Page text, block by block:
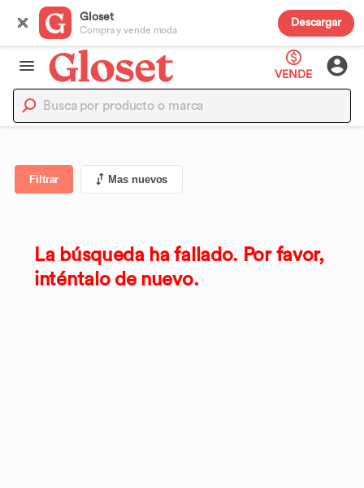
Gloset
Compra y vende moda
Descargar
VENDE
Filtrar Mas nuevos
La búsqueda ha fallado. Por favor,
inténtalo de nuevo.